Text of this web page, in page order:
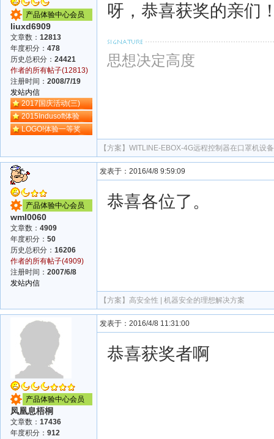
产品体验中心会员
liuxd6909
文章数： 12813
年度积分： 478
历史总积分： 24421
作者的所有帖子(12813)
注册时间： 2008/7/19
发站内信
2017国庆活动(三)
2015Indusoft体验
LOGO!体验一等奖
呀，恭喜获奖的亲们
思想决定高度
【方案】 WITLINE-EBOX-4G远程控制器在口罩机设
产品体验中心会员
wml0060
文章数： 4909
年度积分： 50
历史总积分： 16206
作者的所有帖子(4909)
注册时间： 2007/6/8
发站内信
发表于：2016/4/8 9:59:09
恭喜各位了。
【方案】 高安全性 | 机器安全的理想解决方案
产品体验中心会员
凤凰息梧桐
文章数： 17436
年度积分： 912
发表于：2016/4/8 11:31:00
恭喜获奖者啊